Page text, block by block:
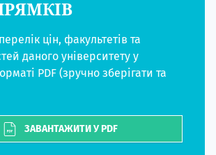
цін, факультетів та
даного університету у
PDF (зручно зберігати та
ЗАВАНТАЖИТИ У PDF